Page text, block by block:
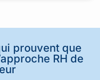
prouvent que
RH de